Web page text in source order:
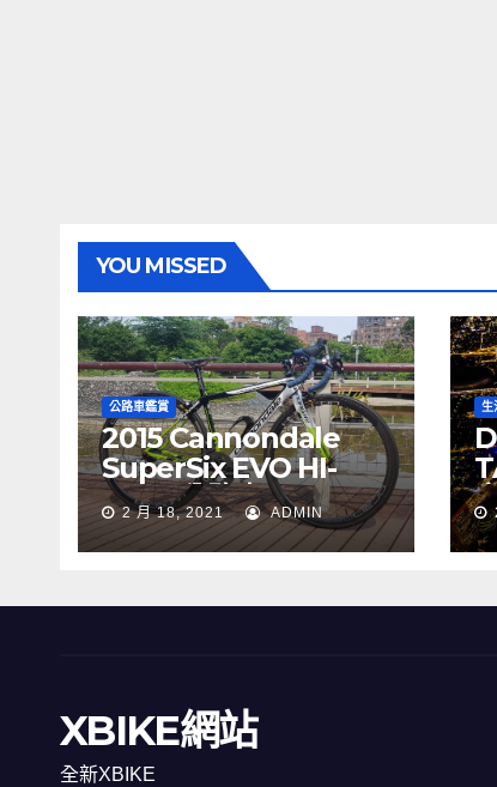
YOU MISSED
公路車鑑賞
2015 Cannondale
SuperSix EVO HI-
MOD 公路車
2 月 18, 2021 ADMIN
生
XBIKE網站
全新XBIKE